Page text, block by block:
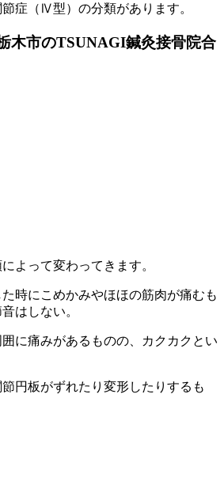
症（Ⅳ型）の分類があります。
木市のTSUNAGI鍼灸接骨院合
よって変わってきます。
時にこめかみやほほの筋肉が痛むも
はしない。
に痛みがあるものの、カクカクとい
円板がずれたり変形したりするも